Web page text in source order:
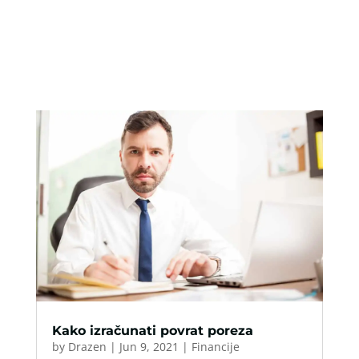
Kako izračunati povrat poreza
by Drazen | Jun 9, 2021 | Financije